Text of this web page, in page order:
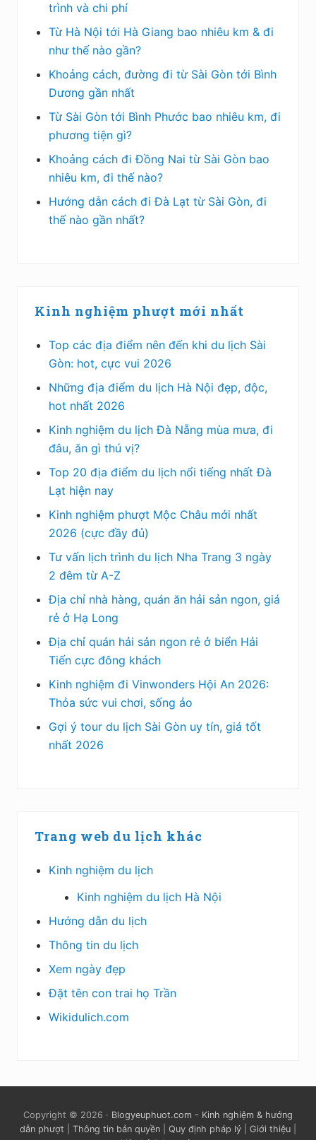
trình và chi phí
Từ Hà Nội tới Hà Giang bao nhiêu km & đi
như thế nào gần?
Khoảng cách, đường đi từ Sài Gòn tới Bình
Dương gần nhất
Từ Sài Gòn tới Bình Phước bao nhiêu km, đi
phương tiện gì?
Khoảng cách đi Đồng Nai từ Sài Gòn bao
nhiêu km, đi thế nào?
Hướng dẫn cách đi Đà Lạt từ Sài Gòn, đi
thế nào gần nhất?
Kinh nghiệm phượt mới nhất
Top các địa điểm nên đến khi du lịch Sài
Gòn: hot, cực vui 2026
Những địa điểm du lịch Hà Nội đẹp, độc,
hot nhất 2026
Kinh nghiệm du lịch Đà Nẵng mùa mưa, đi
đâu, ăn gì thú vị?
Top 20 địa điểm du lịch nổi tiếng nhất Đà
Lạt hiện nay
Kinh nghiệm phượt Mộc Châu mới nhất
2026 (cực đầy đủ)
Tư vấn lịch trình du lịch Nha Trang 3 ngày
2 đêm từ A-Z
Địa chỉ nhà hàng, quán ăn hải sản ngon, giá
rẻ ở Hạ Long
Địa chỉ quán hải sản ngon rẻ ở biển Hải
Tiến cực đông khách
Kinh nghiệm đi Vinwonders Hội An 2026:
Thỏa sức vui chơi, sống ảo
Gợi ý tour du lịch Sài Gòn uy tín, giá tốt
nhất 2026
Trang web du lịch khác
Kinh nghiệm du lịch
Kinh nghiệm du lịch Hà Nội
Hướng dẫn du lịch
Thông tin du lịch
Xem ngày đẹp
Đặt tên con trai họ Trần
Wikidulich.com
Copyright © 2026 · Blogyeuphuot.com - Kinh nghiệm & hướng
dẫn phượt
Thông tin bản quyền Quy định pháp lý Giới thiệu